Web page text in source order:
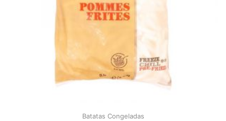
Batatas Congeladas